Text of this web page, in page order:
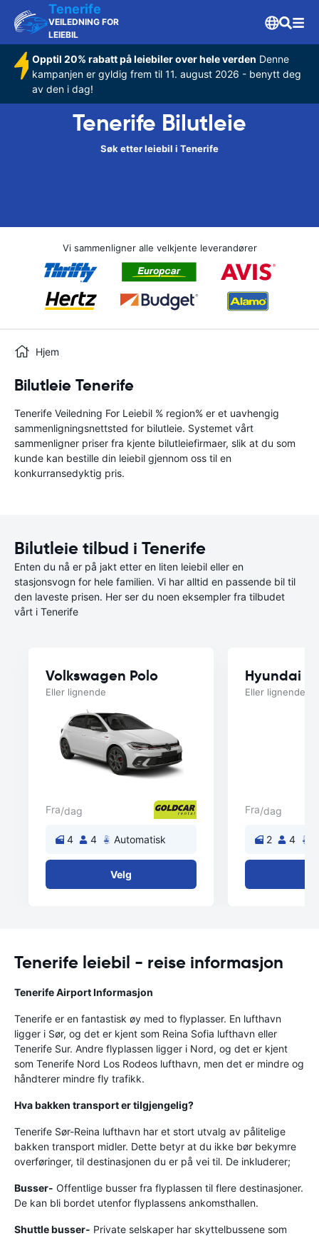
Tenerife
VEILEDNING FOR
LEIEBIL
Opptil 20% rabatt på leiebiler over hele verden Denne
kampanjen er gyldig frem til 11. august 2026 - benytt deg
av den i dag!
Tenerife Bilutleie
Søk etter leiebil i Tenerife
Vi sammenligner alle velkjente leverandører
Hjem
Bilutleie Tenerife
Tenerife Veiledning For Leiebil % region% er et uavhengig
sammenligningsnettsted for bilutleie. Systemet vårt
sammenligner priser fra kjente bilutleiefirmaer, slik at du som
kunde kan bestille din leiebil gjennom oss til en
konkurransedyktig pris.
Bilutleie tilbud i Tenerife
Enten du nå er på jakt etter en liten leiebil eller en
stasjonsvogn for hele familien. Vi har alltid en passende bil til
den laveste prisen. Her ser du noen eksempler fra tilbudet
vårt i Tenerife
Volkswagen Polo
Eller lignende
Fra/dag
4 4 Automatisk
Velg
Hyundai
Eller lignende
Fra/dag
2 4
Tenerife leiebil - reise informasjon
TenerifeAirportInformasjon
Tenerife er en fantastisk øy med to flyplasser. En lufthavn
ligger i Sør, og det er kjent som Reina Sofia lufthavn eller
Tenerife Sur. Andre flyplassen ligger i Nord, og det er kjent
som Tenerife Nord Los Rodeos lufthavn, men det er mindre og
håndterer mindre fly trafikk.
Hva bakken transport er tilgjengelig?
Tenerife Sør-Reina lufthavn har et stort utvalg av pålitelige
bakken transport midler. Dette betyr at du ikke bør bekymre
overføringer, til destinasjonen du er på vei til. De inkluderer;
Busser- Offentlige busser fra flyplassen til flere destinasjoner.
De kan bli bordet utenfor flyplassens ankomsthallen.
Shuttle busser- Private selskaper har skyttelbussene som